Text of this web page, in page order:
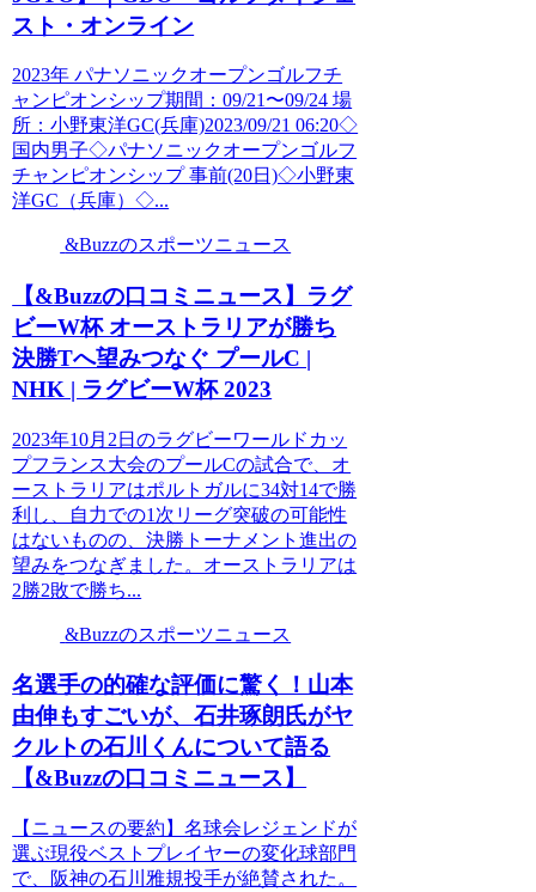
スト・オンライン
2023年 パナソニックオープンゴルフチ
ャンピオンシップ期間：09/21〜09/24 場
所：小野東洋GC(兵庫)2023/09/21 06:20◇
国内男子◇パナソニックオープンゴルフ
チャンピオンシップ 事前(20日)◇小野東
洋GC（兵庫）◇...
&Buzzのスポーツニュース
【&Buzzの口コミニュース】ラグ
ビーW杯 オーストラリアが勝ち
決勝Tへ望みつなぐ プールC |
NHK | ラグビーW杯 2023
2023年10月2日のラグビーワールドカッ
プフランス大会のプールCの試合で、オ
ーストラリアはポルトガルに34対14で勝
利し、自力での1次リーグ突破の可能性
はないものの、決勝トーナメント進出の
望みをつなぎました。オーストラリアは
2勝2敗で勝ち...
&Buzzのスポーツニュース
名選手の的確な評価に驚く！山本
由伸もすごいが、石井琢朗氏がヤ
クルトの石川くんについて語る
【&Buzzの口コミニュース】
【ニュースの要約】名球会レジェンドが
選ぶ現役ベストプレイヤーの変化球部門
で、阪神の石川雅規投手が絶賛された。